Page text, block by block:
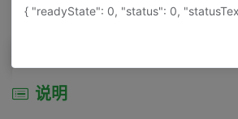
属性： 地图属性： 地图类型-交通线路图
说明
{ "readyState": 0, "status": 0,